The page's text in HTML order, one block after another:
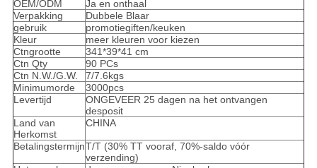
OEM/ODM
Ja en onthaal
Verpakking
Dubbele Blaar
gebruik
promotiegiften/keuken
Kleur
meer kleuren voor kiezen
Ctngrootte
341*39*41 cm
Ctn Qty
90 PCs
Ctn N.W./G.W.
7/7.6kgs
Minimumorde
3000pcs
Levertijd
ONGEVEER 25 dagen na het ontvangen
desposit
Land van
Herkomst
CHINA
BetalingstermijnT/T (30% TT vooraf, 70%-saldo vóór
verzending)